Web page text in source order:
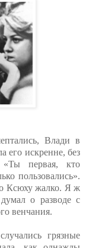
Влади в
его искренне, без
«Ты первая, кто
пользовались».
Ксюху жалко. Я ж
о разводе с
венчания.
грязные